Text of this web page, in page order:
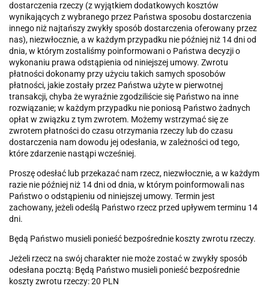
dostarczenia rzeczy (z wyjątkiem dodatkowych kosztów
wynikających z wybranego przez Państwa sposobu dostarczenia
innego niż najtańszy zwykły sposób dostarczenia oferowany przez
nas), niezwłocznie, a w każdym przypadku nie później niż 14 dni od
dnia, w którym zostaliśmy poinformowani o Państwa decyzji o
wykonaniu prawa odstąpienia od niniejszej umowy. Zwrotu
płatności dokonamy przy użyciu takich samych sposobów
płatności, jakie zostały przez Państwa użyte w pierwotnej
transakcji, chyba że wyraźnie zgodziliście się Państwo na inne
rozwiązanie; w każdym przypadku nie poniosą Państwo żadnych
opłat w związku z tym zwrotem. Możemy wstrzymać się ze
zwrotem płatności do czasu otrzymania rzeczy lub do czasu
dostarczenia nam dowodu jej odesłania, w zależności od tego,
które zdarzenie nastąpi wcześniej.
Proszę odesłać lub przekazać nam rzecz, niezwłocznie, a w każdym
razie nie później niż 14 dni od dnia, w którym poinformowali nas
Państwo o odstąpieniu od niniejszej umowy. Termin jest
zachowany, jeżeli odeślą Państwo rzecz przed upływem terminu 14
dni.
Będą Państwo musieli ponieść bezpośrednie koszty zwrotu rzeczy.
Jeżeli rzecz na swój charakter nie może zostać w zwykły sposób
odesłana pocztą: Będą Państwo musieli ponieść bezpośrednie
koszty zwrotu rzeczy: 20 PLN